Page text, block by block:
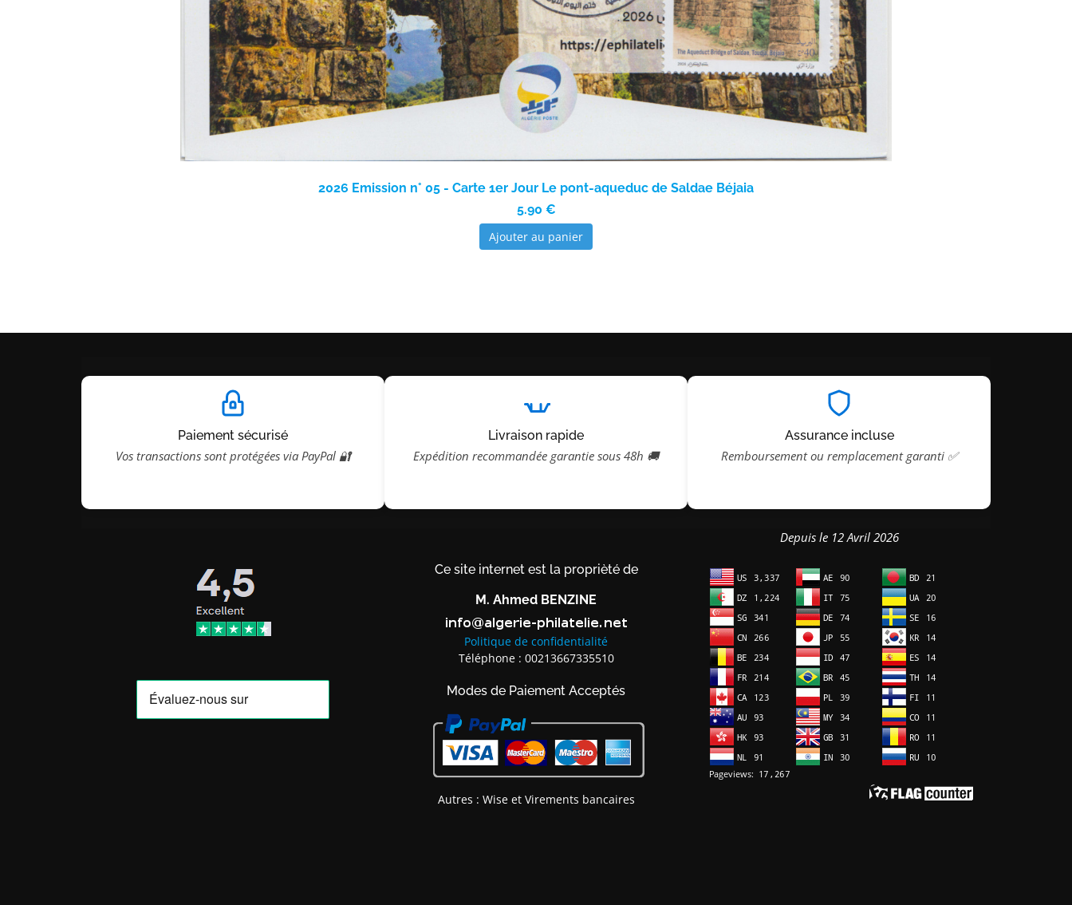
2026 Emission n° 05 - Carte 1er Jour Le pont-aqueduc de Saldae Béjaia
5.90 €
Ajouter au panier
Paiement sécurisé
Vos transactions sont protégées via PayPal 🔐
Livraison rapide
Expédition recommandée garantie sous 48h 🚚
Assurance incluse
Remboursement ou remplacement garanti ✅
Ce site internet est la proprièté de
M. Ahmed BENZINE
Politique de confidentialité
Téléphone : 00213667335510
Modes de Paiement Acceptés
Autres : Wise et Virements bancaires
Depuis le 12 Avril 2026